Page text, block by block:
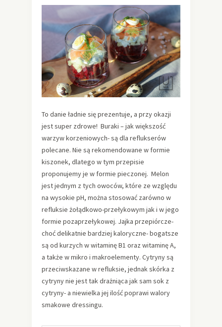
To danie ładnie się prezentuje, a przy okazji
jest super zdrowe! Buraki – jak większość
warzyw korzeniowych- są dla reflukserów
polecane. Nie są rekomendowane w formie
kiszonek, dlatego w tym przepisie
proponujemy je w formie pieczonej. Melon
jest jednym z tych owoców, które ze względu
na wysokie pH, można stosować zarówno w
refluksie żołądkowo-przełykowym jak i w jego
formie pozaprzełykowej. Jajka przepiórcze-
choć delikatnie bardziej kaloryczne- bogatsze
są od kurzych w witaminę B1 oraz witaminę A,
a także w mikro i makroelementy. Cytryny są
przeciwskazane w refluksie, jednak skórka z
cytryny nie jest tak drażniąca jak sam sok z
cytryny- a niewielka jej ilość poprawi walory
smakowe dressingu.